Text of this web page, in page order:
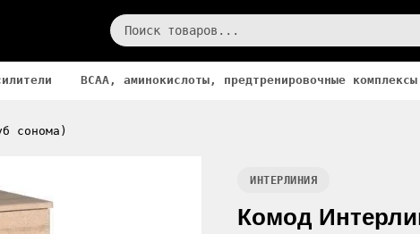
BCAA, аминокислоты, предтренировочные
сонома)
ИНТЕРЛИНИЯ
Комод